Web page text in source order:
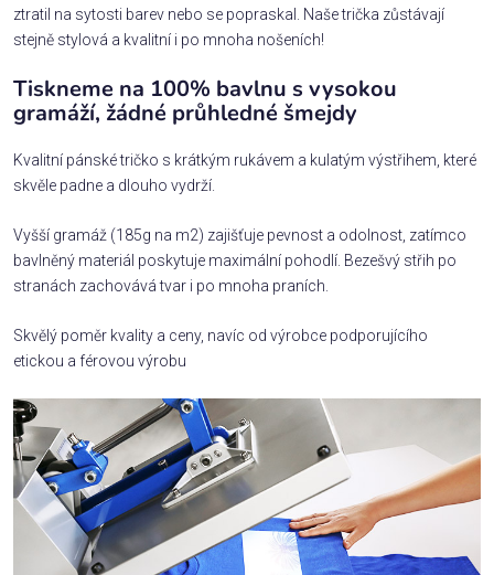
ztratil na sytosti barev nebo se popraskal. Naše trička zůstávají
stejně stylová a kvalitní i po mnoha nošeních!
Tiskneme na 100% bavlnu s vysokou
gramáží, žádné průhledné šmejdy
Kvalitní pánské tričko s krátkým rukávem a kulatým výstřihem, které
skvěle padne a dlouho vydrží.
Vyšší gramáž (185g na m2) zajišťuje pevnost a odolnost, zatímco
bavlněný materiál poskytuje maximální pohodlí. Bezešvý střih po
stranách zachovává tvar i po mnoha praních.
Skvělý poměr kvality a ceny, navíc od výrobce podporujícího
etickou a férovou výrobu